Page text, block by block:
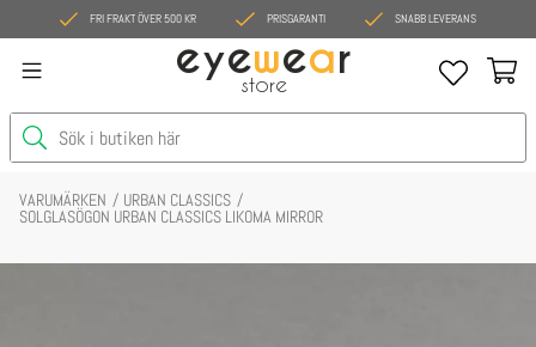
FRI FRAKT ÖVER 500 KR PRISGARANTI SNABB LEVERANS
eyewear
store
VARUMÄRKEN URBAN CLASSICS
SOLGLASÖGON URBAN CLASSICS LIKOMA MIRROR